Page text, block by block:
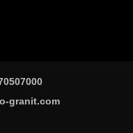
granit.com